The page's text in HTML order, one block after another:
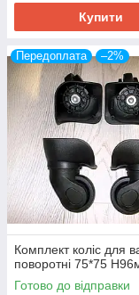
Купити
Передоплата –2%
Комплект коліс для
поворотні 75*75
Готово до відправки